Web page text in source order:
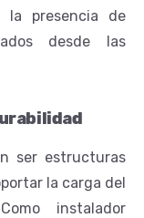
la presencia de
desde las
ser estructuras
la carga del
instalador